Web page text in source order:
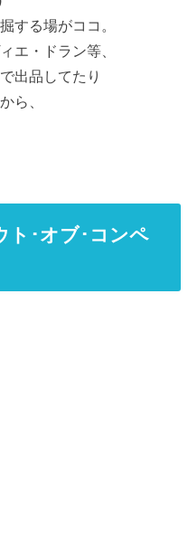
する場がココ。
エ・ドラン等、
出品してたり
ら、
ト･オブ･コンペ